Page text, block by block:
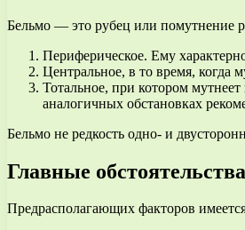
Бельмо — это рубец или помутнение
Периферическое. Ему
Центральное, в то время, когда
Тотальное, при котором
аналогичных обстановках
Бельмо не редкость одно- и
Главные
Предрасполагающих факторов